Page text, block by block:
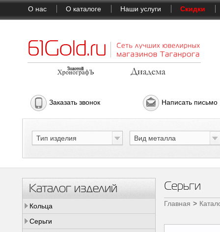
О нас О каталоге Наши услуги Скидки
Заказать звонок Написать письмо
Тип изделия Вид металла
Каталог изделий
Кольца
Серьги
Серьги
Главная